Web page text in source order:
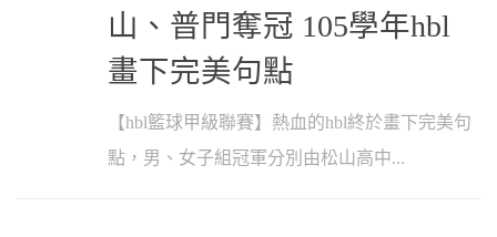
山、普門奪冠 105學年hbl
畫下完美句點
【hbl籃球甲級聯賽】熱血的hbl終於畫下完美句
點，男、女子組冠軍分別由松山高中...